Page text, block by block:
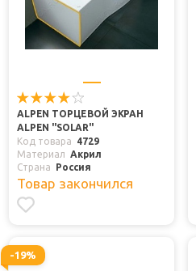
ALPEN ТОРЦЕВОЙ ЭКРАН
ALPEN "SOLAR"
Код товара
4729
Материал
Акрил
Страна
Россия
Товар закончился
-19%